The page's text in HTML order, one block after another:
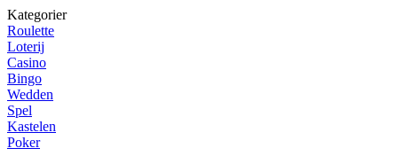
Kategorier
Roulette
Loterij
Casino
Bingo
Wedden
Spel
Kastelen
Poker